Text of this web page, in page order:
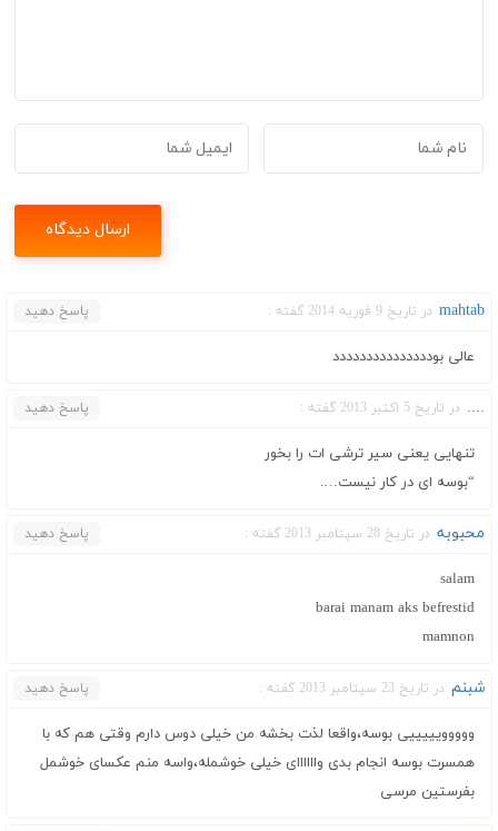
mahtab در تاریخ 9 فوریه 2014 گفته : پاسخ دهید
عالی بوددددددددددددددد
.... در تاریخ 5 اکتبر 2013 گفته : پاسخ دهید
تنهایی یعنی سیر ترشی ات را بخور
“بوسه ای در کار نیست….
محبوبه در تاریخ 28 سپتامبر 2013 گفته : پاسخ دهید
salam
barai manam aks befrestid
mamnon
شبنم در تاریخ 23 سپتامبر 2013 گفته : پاسخ دهید
ووووویییییی بوسه،واقعا لذت بخشه من خیلی دوس دارم وقتی هم که با
همسرت بوسه انجام بدی واااااای خیلی خوشمله،واسه منم عکسای خوشمل
بفرستین مرسی